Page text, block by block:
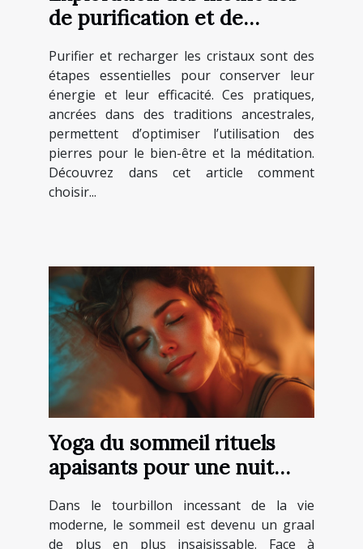
de purification et de
Purifier et recharger les cristaux sont des
étapes essentielles pour conserver leur
énergie et leur efficacité. Ces pratiques,
ancrées dans des traditions ancestrales,
permettent d’optimiser l’utilisation des
pierres pour le bien-être et la méditation.
Découvrez dans cet article comment
choisir...
Yoga du sommeil rituels
apaisants pour une nuit
Dans le tourbillon incessant de la vie
moderne, le sommeil est devenu un graal
de plus en plus insaisissable. Face à